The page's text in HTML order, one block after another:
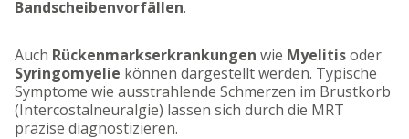
Bandscheibenvorfällen.
Auch Rückenmarkserkrankungen wie Myelitisoder
Syringomyelie können dargestellt werden. Typische
Symptome wie ausstrahlende Schmerzen im Brustkorb
(Intercostalneuralgie) lassen sich durch die MRT
präzise diagnostizieren.